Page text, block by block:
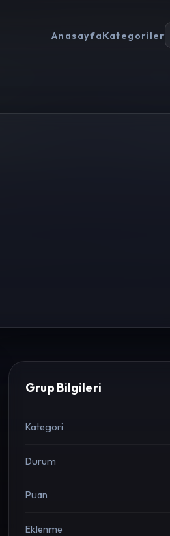
AnasayfaKategoriler
Grup Bilgileri
Kategori
Durum
Puan
Eklenme